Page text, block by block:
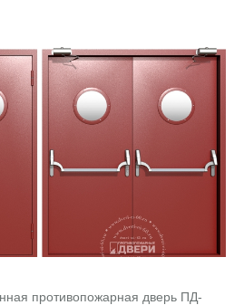
противопожарная дверь ПД-